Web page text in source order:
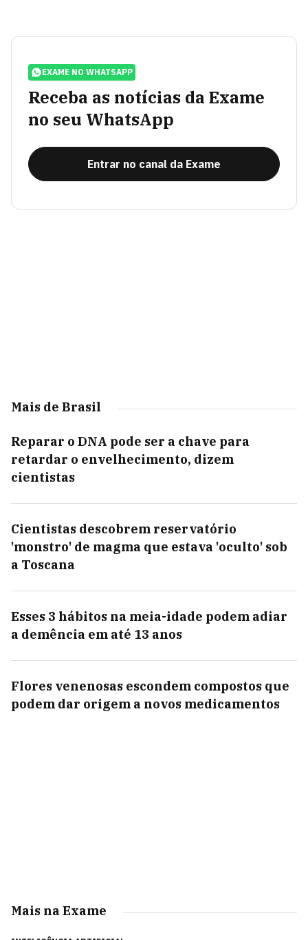
EXAME NO WHATSAPP
Receba as notícias da Exame
no seu WhatsApp
Entrar no canal da Exame
Mais de Brasil
Reparar o DNA pode ser a chave para
retardar o envelhecimento, dizem
cientistas
Cientistas descobrem reservatório
'monstro' de magma que estava 'oculto' sob
a Toscana
Esses 3 hábitos na meia-idade podem adiar
a demência em até 13 anos
Flores venenosas escondem compostos que
podem dar origem a novos medicamentos
Mais na Exame